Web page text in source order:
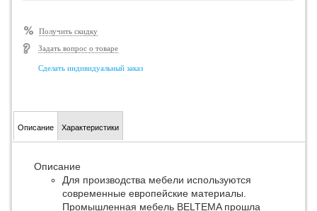
Получить скидку
Задать вопрос о товаре
Сделать индивидуальный заказ
Описание Характеристики
Описание
Для производства мебели используются
современные европейские материалы.
Промышленная мебель BELTEMA прошла